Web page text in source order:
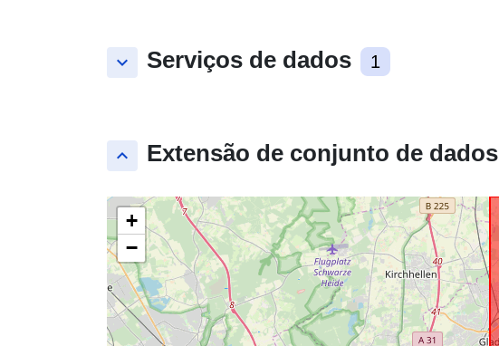
keyboard_arrow_down Serviços de dados 1
keyboard_arrow_up Extensão de conjunto de dados
+
−